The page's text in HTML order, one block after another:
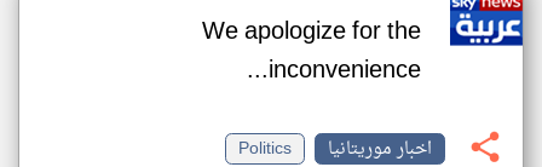
We apologize for the
inconvenience...
اخبار موريتانيا
Politics